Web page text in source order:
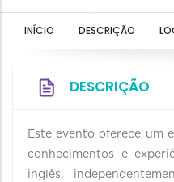
INÍCIO DESCRIÇÃO
DESCRIÇÃO
Este evento oferece um
conhecimentos e
inglês,